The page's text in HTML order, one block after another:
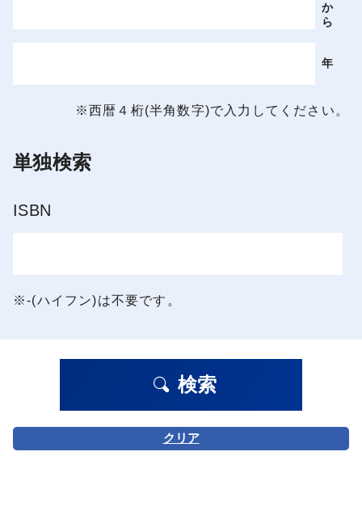
か
ら
年
※西暦４桁(半角数字)で入力してください。
単独検索
ISBN
※-(ハイフン)は不要です。
検索
クリア